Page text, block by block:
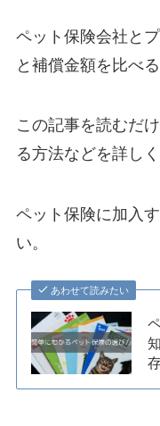
ペット保険会社と
と補償金額を比べ
この記事を読むだ
る方法などを詳し
ペット保険に加入
い。
あわせて読みたい